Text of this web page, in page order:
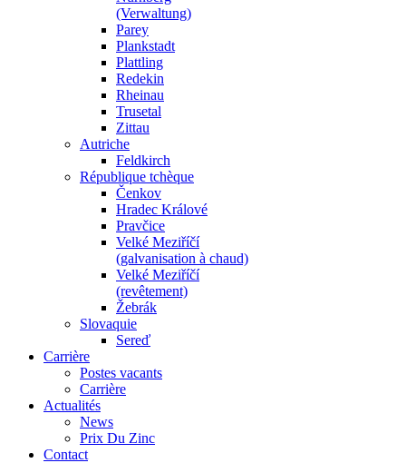
(Verwaltung)
Parey
Plankstadt
Plattling
Redekin
Rheinau
Trusetal
Zittau
Autriche
Feldkirch
République tchèque
Čenkov
Hradec Králové
Pravčice
Velké Meziříčí
(galvanisation à chaud)
Velké Meziříčí
(revêtement)
Žebrák
Slovaquie
Sereď
Carrière
Postes vacants
Carrière
Actualités
News
Prix Du Zinc
Contact